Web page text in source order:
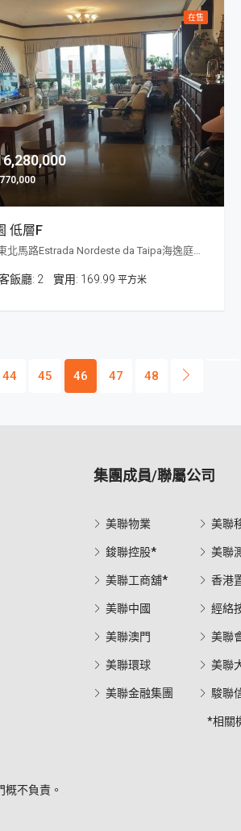
在售
低層F
飯廳: 2 169.99 平方米
44 45 46 47 48
集團成員/聯屬公司
美聯物業
鋑聯控股*
美聯工商舖*
美聯中國
美聯澳門
美聯環球
美聯金融集團
美聯
美聯
香港
經絡
美聯
美聯
駿聯
*相關
不負責。